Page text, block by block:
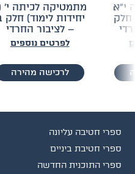
י״א
חלק
יחידות לימוד) חלק
– לציבור החרדי
לפרטים נוספים
לרכישה מהירה
ספרי חטיבה עליונה
ספרי חטיבת ביניים
ספרי התוכנית החדשה